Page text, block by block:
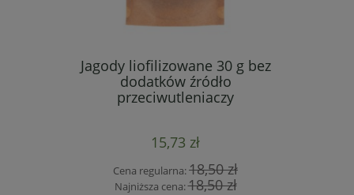
Jagody liofilizowane 30 g bez
dodatków źródło
przeciwutleniaczy
15,73 zł
Cena regularna:18,50 zł
Najniższa cena:18,50 zł